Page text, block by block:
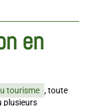
en
tourisme , toute
plusieurs